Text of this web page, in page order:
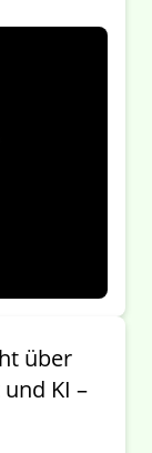
über
KI –